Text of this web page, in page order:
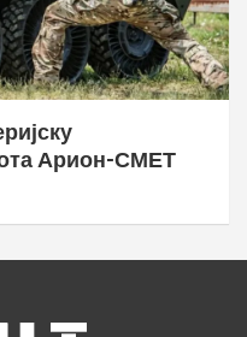
Арион-СМЕТ